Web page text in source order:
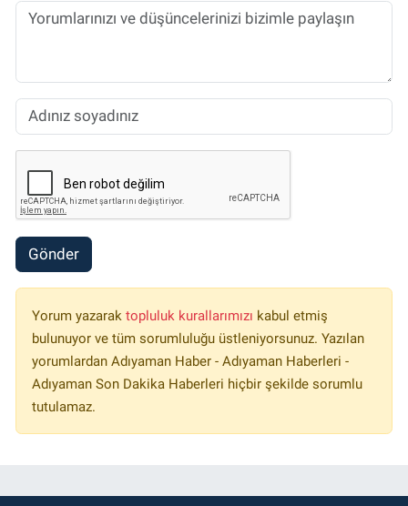
Gönder
Yorum yazarak topluluk kurallarımızı kabul etmiş
bulunuyor ve tüm sorumluluğu üstleniyorsunuz. Yazılan
yorumlardan Adıyaman Haber - Adıyaman Haberleri -
Adıyaman Son Dakika Haberleri hiçbir şekilde sorumlu
tutulamaz.